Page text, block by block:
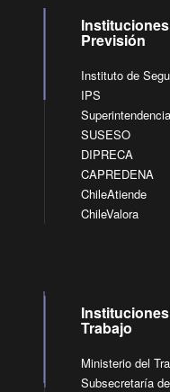
Previsión
Instituto de
IPS
SUSESO
DIPRECA
CAPREDENA
ChileAtiende
ChileValora
Trabajo
Ministerio del
Subsecretaría